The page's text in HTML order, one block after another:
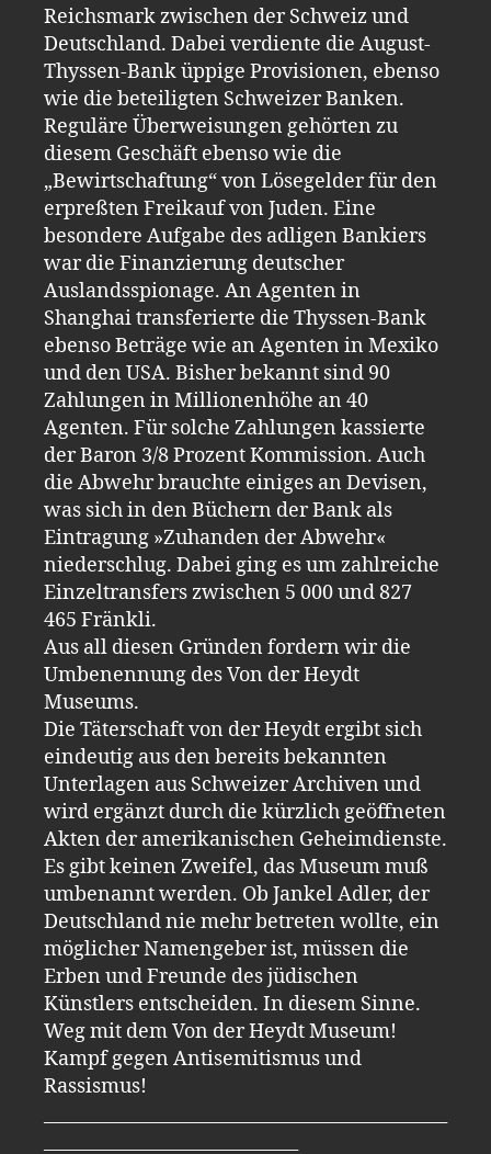
Reichsmark zwischen der Schweiz und
Deutschland. Dabei verdiente die August-
Thyssen-Bank üppige Provisionen, ebenso
wie die beteiligten Schweizer Banken.
Reguläre Überweisungen gehörten zu
diesem Geschäft ebenso wie die
„Bewirtschaftung“ von Lösegelder für den
erpreßten Freikauf von Juden. Eine
besondere Aufgabe des adligen Bankiers
war die Finanzierung deutscher
Auslandsspionage. An Agenten in
Shanghai transferierte die Thyssen-Bank
ebenso Beträge wie an Agenten in Mexiko
und den USA. Bisher bekannt sind 90
Zahlungen in Millionenhöhe an 40
Agenten. Für solche Zahlungen kassierte
der Baron 3/8 Prozent Kommission. Auch
die Abwehr brauchte einiges an Devisen,
was sich in den Büchern der Bank als
Eintragung »Zuhanden der Abwehr«
niederschlug. Dabei ging es um zahlreiche
Einzeltransfers zwischen 5 000 und 827
465 Fränkli.
Aus all diesen Gründen fordern wir die
Umbenennung des Von der Heydt
Museums.
Die Täterschaft von der Heydt ergibt sich
eindeutig aus den bereits bekannten
Unterlagen aus Schweizer Archiven und
wird ergänzt durch die kürzlich geöffneten
Akten der amerikanischen Geheimdienste.
Es gibt keinen Zweifel, das Museum muß
umbenannt werden. Ob Jankel Adler, der
Deutschland nie mehr betreten wollte, ein
möglicher Namengeber ist, müssen die
Erben und Freunde des jüdischen
Künstlers entscheiden. In diesem Sinne.
Weg mit dem Von der Heydt Museum!
Kampf gegen Antisemitismus und
Rassismus!